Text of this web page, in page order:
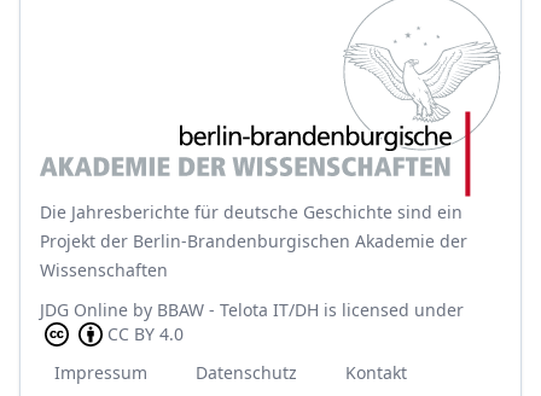
Die Jahresberichte für deutsche Geschichte sind ein
Projekt der Berlin-Brandenburgischen Akademie der
Wissenschaften
JDG Online by BBAW - Telota IT/DH is licensed under
CC BY 4.0
Impressum
Datenschutz Kontakt